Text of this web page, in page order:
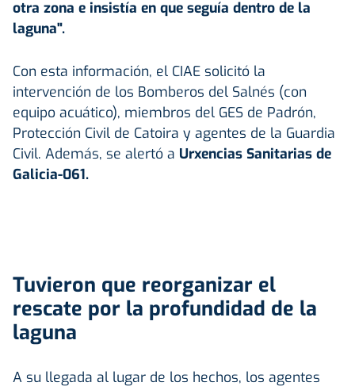
otra zona e insistía en que seguía dentro de la
laguna".
Con esta información, el CIAE solicitó la
intervención de los Bomberos del Salnés (con
equipo acuático), miembros del GES de Padrón,
Protección Civil de Catoira y agentes de la Guardia
Civil. Además, se alertó a Urxencias Sanitarias de
Galicia-061.
Tuvieron que reorganizar el
rescate por la profundidad de la
laguna
A su llegada al lugar de los hechos, los agentes